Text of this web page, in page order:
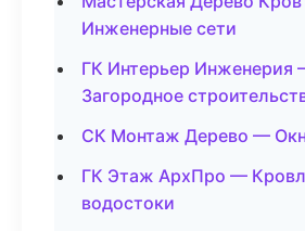
Инженерные сети
ГК Интерьер Инженерия
Загородное
СК Монтаж Дерево —
ГК Этаж АрхПро —
водостоки